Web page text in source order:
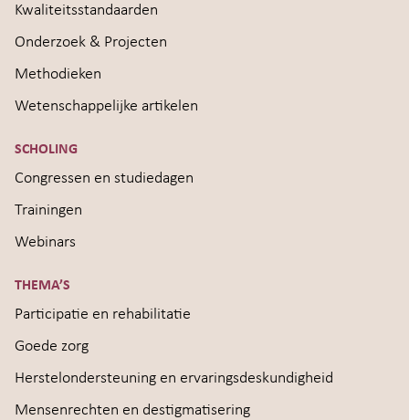
Kwaliteitsstandaarden
Onderzoek & Projecten
Methodieken
Wetenschappelijke artikelen
SCHOLING
Congressen en studiedagen
Trainingen
Webinars
THEMA’S
Participatie en rehabilitatie
Goede zorg
Herstelondersteuning en ervaringsdeskundigheid
Mensenrechten en destigmatisering